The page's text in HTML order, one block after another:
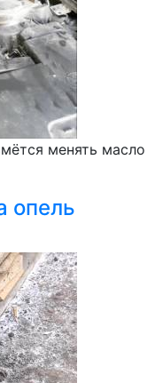
менять масло
опель